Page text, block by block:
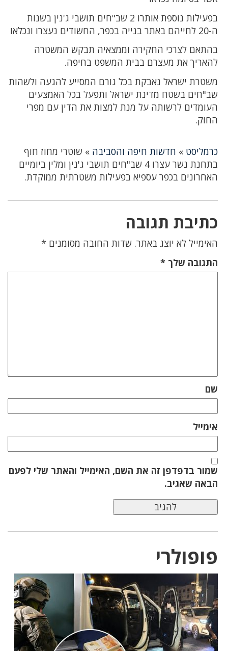
בפעילות נוספת אותרו 2 שב"חים תושבי ג'נין בשנות
ה-20 לחייהם באתר בנייה בכפר, החשודים נעצרו ונכלאו
בהתאם לצרכי החקירה וממצאיה תבקש המשטרה
להאריך את מעצרם בבית המשפט בחיפה.
משטרת ישראל נאבקת בכל גורם המסייע להגעה ולשהות
שב"חים בשטח מדינת ישראל ותפעל בכל האמצעים
העומדים לרשותה על מנת למצות את הדין עם מפרי
החוק.
כרמליסט » חדשות חיפה והסביבה » שוטרי מחוז חוף
בתחנת נשר עצרו 4 שב"חים תושבי ג'נין ומלין ביומיים
האחרונים בכפר עספיא בפעילות משטרתית ממוקדת.
כתיבת תגובה
האימייל לא יוצג באתר. שדות החובה מסומנים *
התגובה שלך *
שם
אימייל
שמור בדפדפן זה את השם, האימייל והאתר שלי לפעם
הבאה שאגיב.
פופולרי